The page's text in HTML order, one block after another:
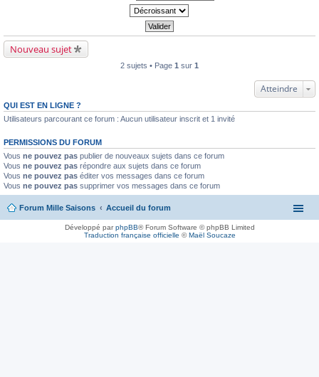
Nouveau sujet
2 sujets • Page 1 sur 1
Atteindre
QUI EST EN LIGNE ?
Utilisateurs parcourant ce forum : Aucun utilisateur inscrit et 1 invité
PERMISSIONS DU FORUM
Vous ne pouvez pas publier de nouveaux sujets dans ce forum
Vous ne pouvez pas répondre aux sujets dans ce forum
Vous ne pouvez pas éditer vos messages dans ce forum
Vous ne pouvez pas supprimer vos messages dans ce forum
Forum Mille Saisons Accueil du forum
Développé parphpBB® Forum Software © phpBB Limited
Traduction française officielle ©Maël Soucaze